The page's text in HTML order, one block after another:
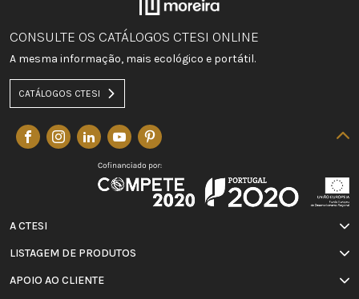
CONSULTE OS CATÁLOGOS CTESI ONLINE
A mesma informação, mais ecológico e portátil.
CATÁLOGOS CTESI
A CTESI
LISTAGEM DE PRODUTOS
APOIO AO CLIENTE